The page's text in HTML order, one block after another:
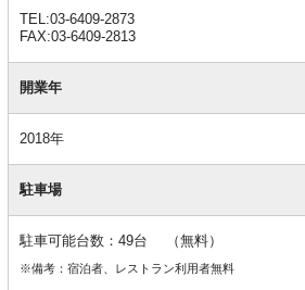
TEL:03-6409-2873
FAX:03-6409-2813
開業年
2018年
駐車場
駐車可能台数：49台 （無料）
※備考：宿泊者、レストラン利用者無料